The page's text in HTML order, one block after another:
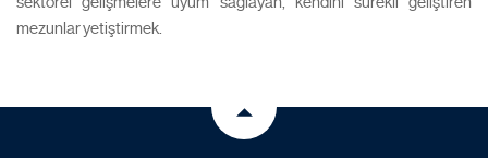
mezunlar yetiştirmek.